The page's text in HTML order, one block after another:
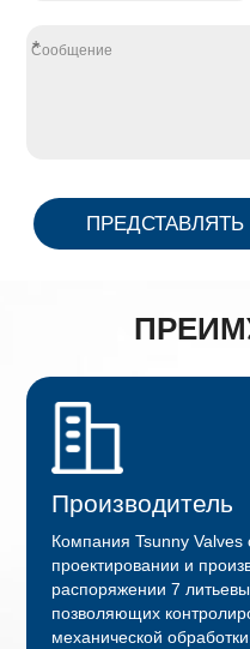
*
Производитель
Компания Tsunny Valves
проектировании и
распоряжении 7
позволяющих
механической